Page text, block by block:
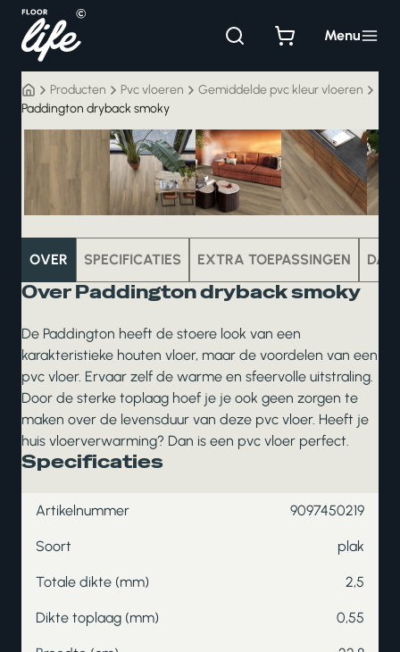
inhoud
Menu
Producten Pvc vloeren
Gemiddelde pvc kleur vloeren
Paddington dryback smoky
OVER SPECIFICATIES EXTRA TOEPASSINGEN
Over Paddington dryback smoky
De Paddington heeft de stoere look van een
karakteristieke houten vloer, maar de voordelen van een
pvc vloer. Ervaar zelf de warme en sfeervolle uitstraling.
Door de sterke toplaag hoef je je ook geen zorgen te
maken over de levensduur van deze pvc vloer. Heeft je
huis vloerverwarming? Dan is een pvc vloer perfect.
Specificaties
Artikelnummer 9097450219
Soort plak
Totale dikte (mm) 2,5
Dikte toplaag (mm) 0,55